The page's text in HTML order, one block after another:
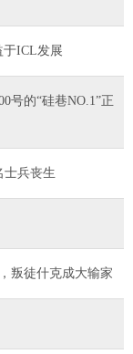
于ICL发展
号的“硅巷NO.1”正
士兵丧生
叛徒什克成大输家